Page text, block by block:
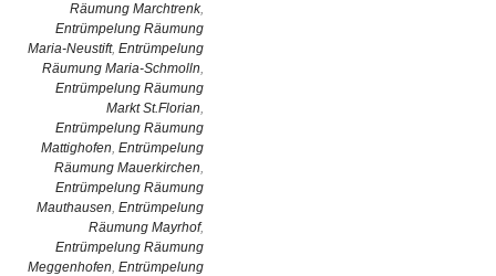
Räumung Marchtrenk,
Entrümpelung Räumung
Maria-Neustift, Entrümpelung
Räumung Maria-Schmolln,
Entrümpelung Räumung
Markt St.Florian,
Entrümpelung Räumung
Mattighofen, Entrümpelung
Räumung Mauerkirchen,
Entrümpelung Räumung
Mauthausen, Entrümpelung
Räumung Mayrhof,
Entrümpelung Räumung
Meggenhofen, Entrümpelung